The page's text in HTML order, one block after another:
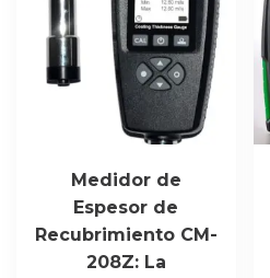
Medidor de
Espesor de
Recubrimiento CM-
208Z: La